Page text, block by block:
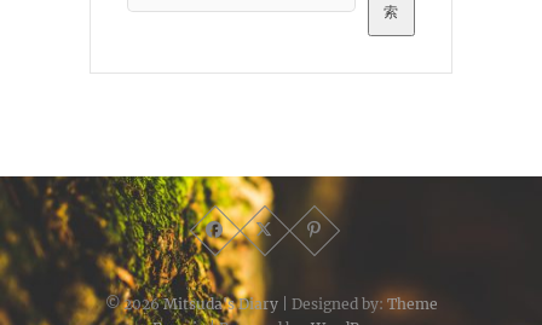
索
© 2026Mitsuda's Diary| Designed by: Theme